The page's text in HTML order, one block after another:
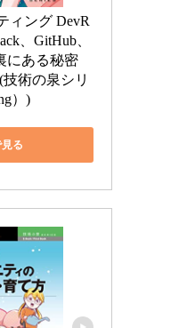
ィング DevR
、GitHub、
にある秘密
術の泉シリ
）)
る